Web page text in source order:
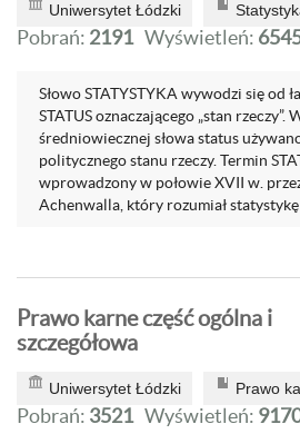
Uniwersytet Łódzki
Pobrań: 2191 Wyświetleń:
Słowo STATYSTYKA wywodzi się od
STATUS oznaczającego „stan rzeczy”.
średniowiecznej słowa status
politycznego stanu rzeczy. Termin
wprowadzony w połowie XVII w.
Achenwalla, który rozumiał statystykę
Prawo karne część ogólna i
szczegółowa
Uniwersytet Łódzki Prawo
Pobrań: 3521 Wyświetleń: